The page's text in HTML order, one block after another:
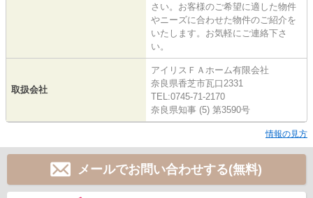
さい。お客様のご希望に適した物件
やニーズに合わせた物件のご紹介を
いたします。お気軽にご連絡下さ
い。
取扱会社
アイリスＦＡホーム有限会社
奈良県香芝市瓦口2331
TEL:0745-71-2170
奈良県知事 (5) 第3590号
情報の見方
メールでお問い合わせする(無料)